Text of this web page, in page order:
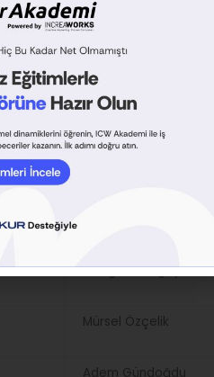
Recep Bey
Cengiz Yesugey
Mürsel Özçelik
Adem Gündoğdu